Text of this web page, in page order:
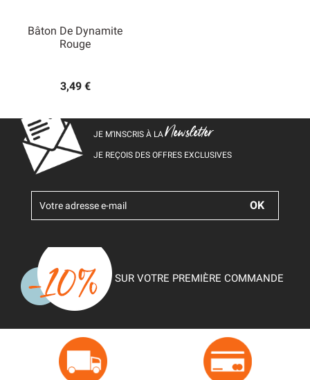
Bâton De Dynamite
Rouge
3,49 €
JE M’INSCRIS À LANewsletter
JE REÇOIS DES OFFRES EXCLUSIVES
SUR VOTRE PREMIÈRE COMMANDE